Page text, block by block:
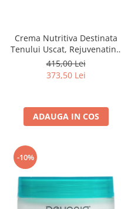
Crema Nutritiva Destinata
Tenului Uscat, Rejuvenating
Dry Skin Cream - 50ml
415,00 Lei
373,50 Lei
ADAUGA IN COS
-10%